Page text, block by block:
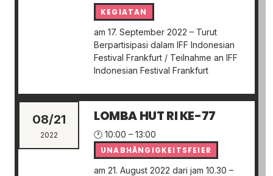
KEGIATAN
am 17. September 2022 – Turut
Berpartisipasi dalam IFF Indonesian
Festival Frankfurt / Teilnahme an IFF
Indonesian Festival Frankfurt
08/21
2022
LOMBA HUT RI KE-77
🕐 10:00 – 13:00
UNABHÄNGIGKEITSFEIER
am 21. August 2022 dari jam 10.30 –